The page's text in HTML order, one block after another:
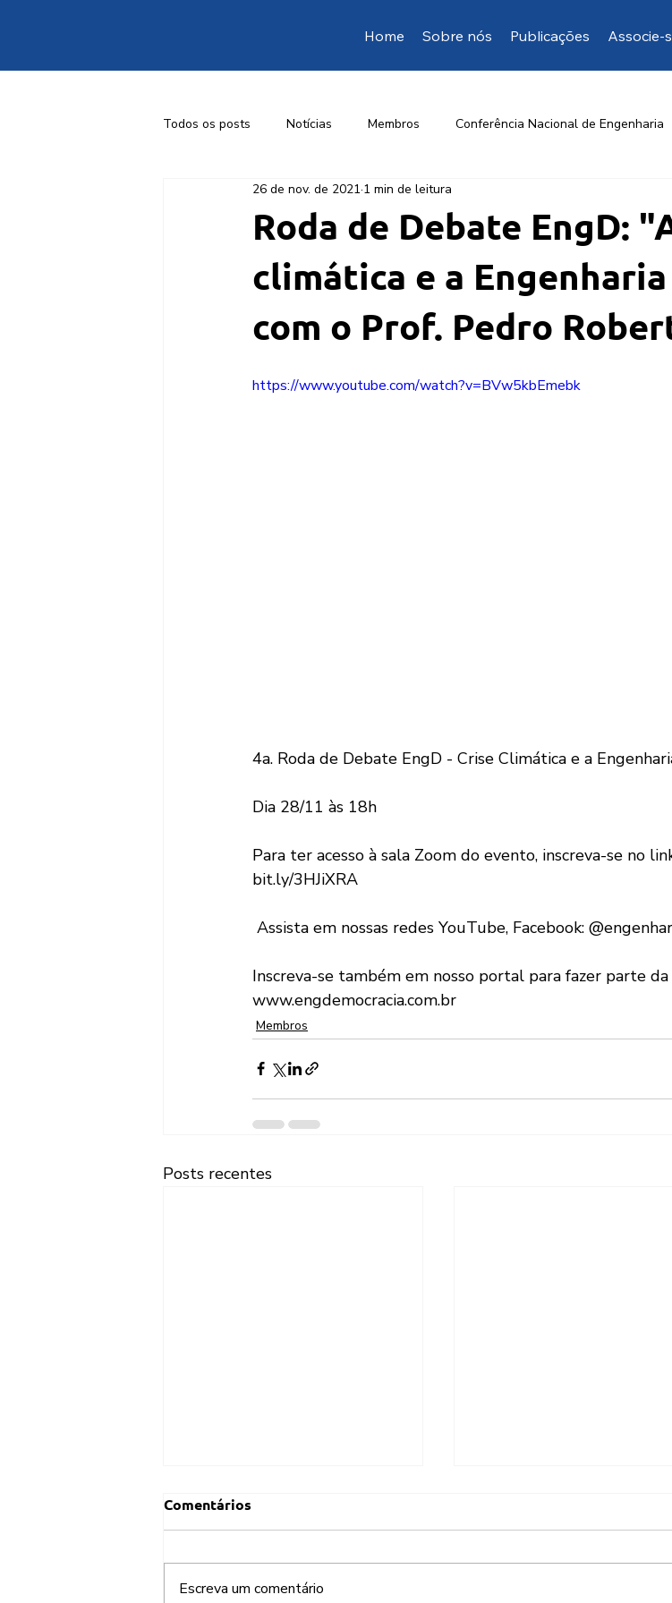
Home Sobre nós Publicações Associe-
Todos os posts Notícias Membros Conferência Nacional de Engenharia
1ª Conferência Livre de Engenharia Opinião da EngD
Roda de Debate EngD:
climática e a
com o Prof. Pedro
26 de nov. de 2021 1 min de leitura
https://www.youtube.com/watch?v=BVw5kbEmebk
4a. Roda de Debate EngD - Crise Climática e a
Dia 28/11 às 18h
Para ter acesso à sala Zoom do evento, inscreva-se no
bit.ly/3HJiXRA
Assista em nossas redes YouTube, Facebook:
Inscreva-se também em nosso portal para fazer parte
www.engdemocracia.com.br
Membros
Posts recentes
Comentários
Escreva um comentário